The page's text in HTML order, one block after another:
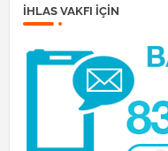
İHLAS VAKFI IÇIN